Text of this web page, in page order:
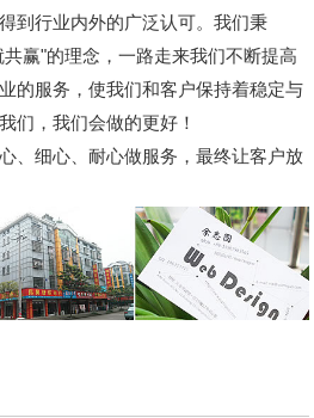
到行业内外的广泛认可。我们秉
赢"的理念，一路走来我们不断提高
的服务，使我们和客户保持着稳定与
们，我们会做的更好！
、细心、耐心做服务，最终让客户放